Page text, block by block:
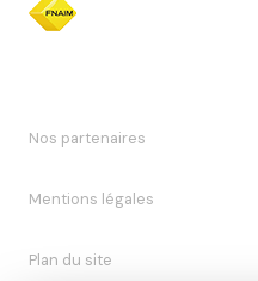
Nos partenaires
Mentions légales
Plan du site